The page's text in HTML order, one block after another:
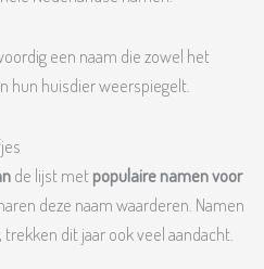
een naam die zowel het
hun huisdier weerspiegelt.
de lijst metpopulaire namen voor
deze naam waarderen. Namen
dit jaar ook veel aandacht.